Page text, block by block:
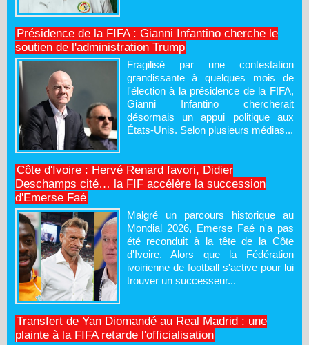
Présidence de la FIFA : Gianni Infantino cherche le
soutien de l'administration Trump
Fragilisé par une contestation
grandissante à quelques mois de
l'élection à la présidence de la FIFA,
Gianni Infantino chercherait
désormais un appui politique aux
États-Unis. Selon plusieurs médias...
Côte d'Ivoire : Hervé Renard favori, Didier
Deschamps cité… la FIF accélère la succession
d'Emerse Faé
Malgré un parcours historique au
Mondial 2026, Emerse Faé n'a pas
été reconduit à la tête de la Côte
d'Ivoire. Alors que la Fédération
ivoirienne de football s'active pour lui
trouver un successeur...
Transfert de Yan Diomandé au Real Madrid : une
plainte à la FIFA retarde l'officialisation